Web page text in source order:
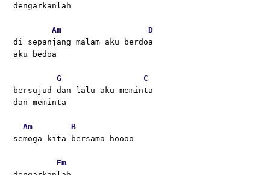
dengarkanlah
Am
D
di sepanjang malam aku berdoa
aku bedoa
G
C
bersujud dan lalu aku meminta
dan meminta
Am
B
semoga kita bersama hoooo
Em